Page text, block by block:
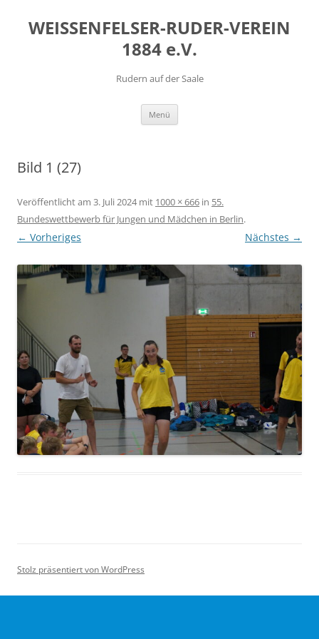
springen
WEISSENFELSER-RUDER-VEREIN
1884 e.V.
Rudern auf der Saale
Menü
Bild 1 (27)
Veröffentlicht am 3. Juli 2024mit 1000 × 666 in 55.
Bundeswettbewerb für Jungen und Mädchen in Berlin.
← Vorheriges Nächstes →
Stolz präsentiert von WordPress